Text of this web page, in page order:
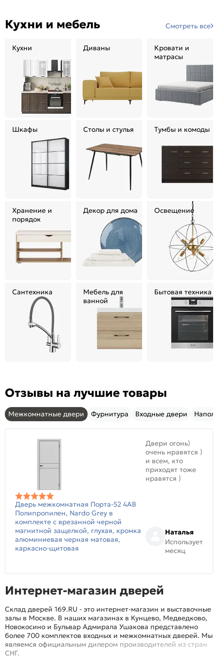
Кухни и мебель Смотреть все
Кухни Диваны
Кровати и
матрасы
Шкафы Столы и стулья Тумбы и комоды
Хранение и
порядок
Декор для дома Освещение
Сантехника
Мебель для
ванной
Бытовая техника
Отзывы на лучшие товары
Межкомнатные двери Фурнитура Входные двери
Дверь межкомнатная Порта-52 4AB
Полипропилен, Nardo Grey в
комплекте с врезанной черной
магнитной защелкой, глухая, кромка
алюминиевая черная матовая,
каркасно-щитовая
Двери огонь)
очень нравятся )
и всем, кто
приходят тоже
нравятся )
Наталья
Использует
месяц
Интернет-магазин дверей
Склад дверей 169.RU - это интернет-магазин и выставочные
залы в Москве. В наших магазинах в Кунцево, Медведково,
Новокосино и Бульвар Адмирала Ушакова представлено
более 700 комплектов входных и межкомнатных дверей. Мы
являемся официальным дилером производителей из стран
СНГ.